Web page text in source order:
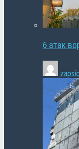
6 атак